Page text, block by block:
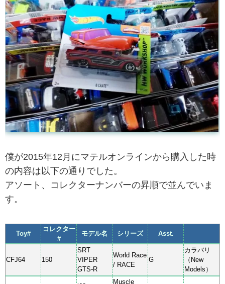
僕が2015年12月にマテルオンラインから購入した時
の内容は以下の通りでした。
アソート、コレクターナンバーの昇順で並んでいま
す。
Toy#
コレクター
#
モデル名 シリーズ Asst.
CFJ64 150
SRT
VIPER
GTS-R
World Race
/ RACE
G
カラバリ
（New
Models）
Muscle